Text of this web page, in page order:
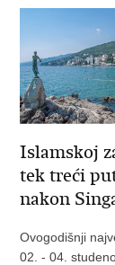
Islamskoj
tek treći
nakon
Ovogodišnji
02. - 04.